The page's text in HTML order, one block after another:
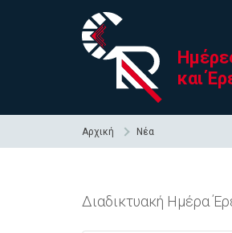
και
Αρχική Νέα
Διαδικτυακή Ημέρα